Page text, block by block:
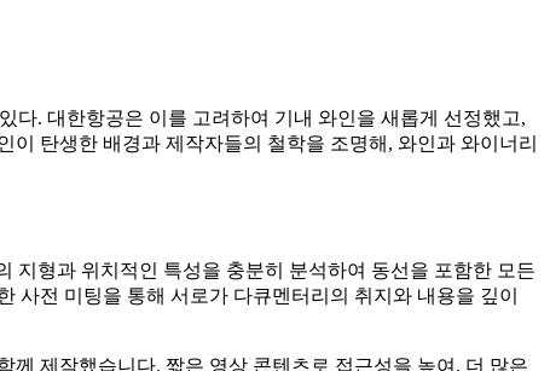
다. 대한항공은 이를 고려하여 기내 와인을 새롭게 선정했고,
탄생한 배경과 제작자들의 철학을 조명해, 와인과 와이너리
지형과 위치적인 특성을 충분히 분석하여 동선을 포함한 모든
사전 미팅을 통해 서로가 다큐멘터리의 취지와 내용을 깊이
께 제작했습니다. 짧은 영상 콘텐츠로 접근성을 높여, 더 많은